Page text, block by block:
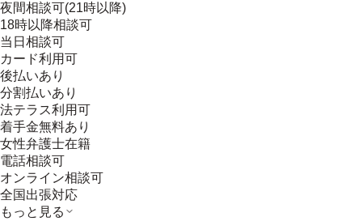
夜間相談可(21時以降)
18時以降相談可
当日相談可
カード利用可
後払いあり
分割払いあり
法テラス利用可
着手金無料あり
女性弁護士在籍
電話相談可
オンライン相談可
全国出張対応
もっと見る